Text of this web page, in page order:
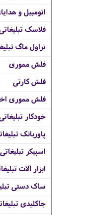
اتومبیل و
فلاسک
تراول ماگ
فلش مموری
فلش کارتی
فلش مموری
خودکار
پاوربانک
اسپیکر تبلیغاتی
ابزار آلات
ساک دستی
جاکلیدی